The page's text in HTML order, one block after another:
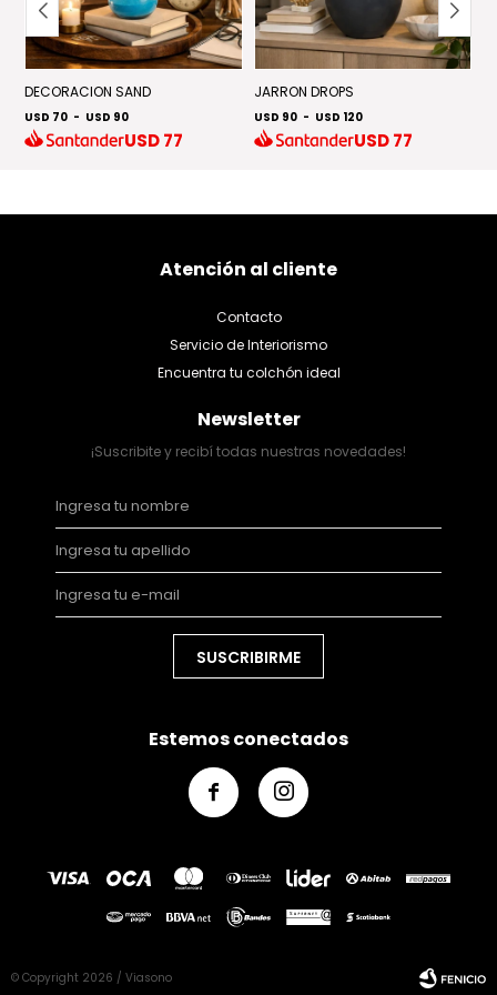
DECORACION SAND
USD 70 - USD 90
USD77
JARRON DROPS
USD 90 - USD 120
USD77
Atención al cliente
Contacto
Servicio de Interiorismo
Encuentra tu colchón ideal
Newsletter
¡Suscribite y recibí todas nuestras novedades!
SUSCRIBIRME
Estemos conectados
 
© Copyright 2026 / Viasono